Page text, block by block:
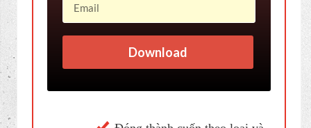
CHẾ CÔNG TY
EXCEL MIỄN PHÍ
Nhận hoàn toàn MIỄN PHÍ qua email sau